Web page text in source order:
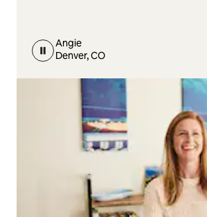
Angie
Denver, CO